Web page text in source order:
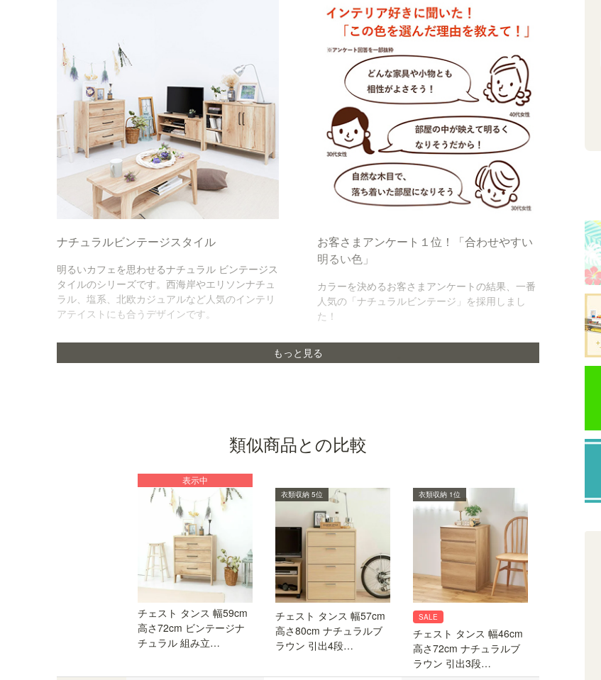
ナチュラルビンテージスタイル
明るいカフェを思わせるナチュラル ビンテージス
タイルのシリーズです。西海岸やエリソンナチュ
ラル、塩系、北欧カジュアルなど人気のインテリ
アテイストにも合うデザインです。
お客さまアンケート１位！「合わせやすい
明るい色」
カラーを決めるお客さまアンケートの結果、一番
人気の「ナチュラルビンテージ」を採用しまし
た！
組立簡単「タナクイック」
「タナクイック」は、あらかじめ取り付けてある
部品をパチッと止めて、付属の専用工具で固定す
引き出しの組立簡単「フクイック」
あらかじめ取り付けてある部品に接着剤をつけて
はめるだけの引き出し組立簡単部品「フクイッ
ク」を使用しています。※特許取得済み・商標登
録済み※画像はイメージです
もっと見る
類似商品との比較
表示中
チェスト タンス 幅59cm
高さ72cm ビンテージナ
チュラル 組み立…
衣類収納 5位
チェスト タンス 幅57cm
高さ80cm ナチュラルブ
ラウン 引出4段…
SALE
衣類収納 1位
チェスト タンス 幅46cm
高さ72cm ナチュラルブ
ラウン 引出3段…